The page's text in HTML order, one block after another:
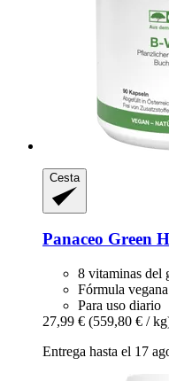
Cesta
Panaceo Green
8 vitaminas del
Fórmula vegana
Para uso diario
27,99 € (559,80 € /
Entrega hasta el 17